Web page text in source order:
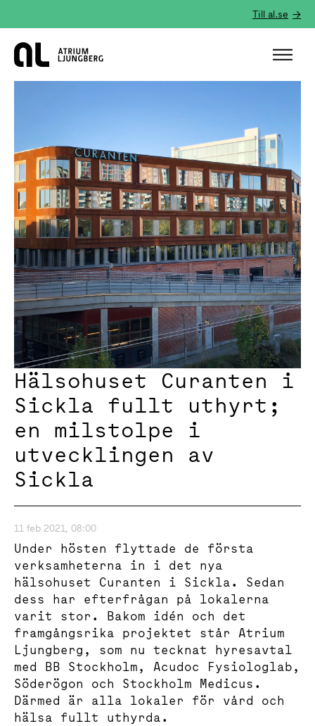
Till al.se
Hem
Hälsohuset Curanten i
Sickla fullt uthyrt;
en milstolpe i
utvecklingen av
Sickla
11 feb 2021, 08:00
Under hösten flyttade de första
verksamheterna in i det nya
hälsohuset Curanten i Sickla. Sedan
dess har efterfrågan på lokalerna
varit stor. Bakom idén och det
framgångsrika projektet står Atrium
Ljungberg, som nu tecknat hyresavtal
med BB Stockholm, Acudoc Fysiologlab,
Söderögon och Stockholm Medicus.
Därmed är alla lokaler för vård och
hälsa fullt uthyrda.